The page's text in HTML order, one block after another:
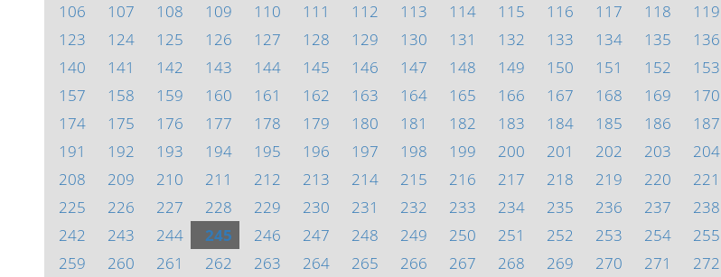
106
107 108 109 110 111 112 113 114 115 116 117 118 119
123
124 125 126 127 128 129 130 131 132 133 134 135 136
140
141 142 143 144 145 146 147 148 149 150 151 152 153
157
158 159 160 161 162 163 164 165 166 167 168 169 170
174
175 176 177 178 179 180 181 182 183 184 185 186 187
191
192 193 194 195 196 197 198 199 200 201 202 203 204
208
209 210 211 212 213 214 215 216 217 218 219 220 221
225
226 227 228 229 230 231 232 233 234 235 236 237 238
242
243 244 245 246 247 248 249 250 251 252 253 254 255
259
260 261 262 263 264 265 266 267 268 269 270 271 272